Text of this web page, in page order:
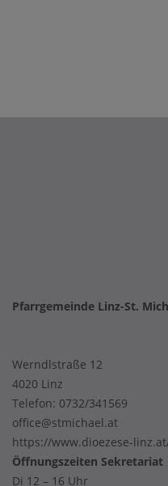
Pfarrgemeinde Linz-St.
Werndlstraße 12
4020 Linz
Telefon: 0732/341569
office@stmichael.at
https://www.dioezese-
Öffnungszeiten Sekretariat
Di 12 – 16 Uhr